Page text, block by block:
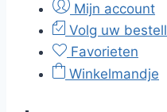
Mijn account
Volg uw
Favorieten
Winkelmandje